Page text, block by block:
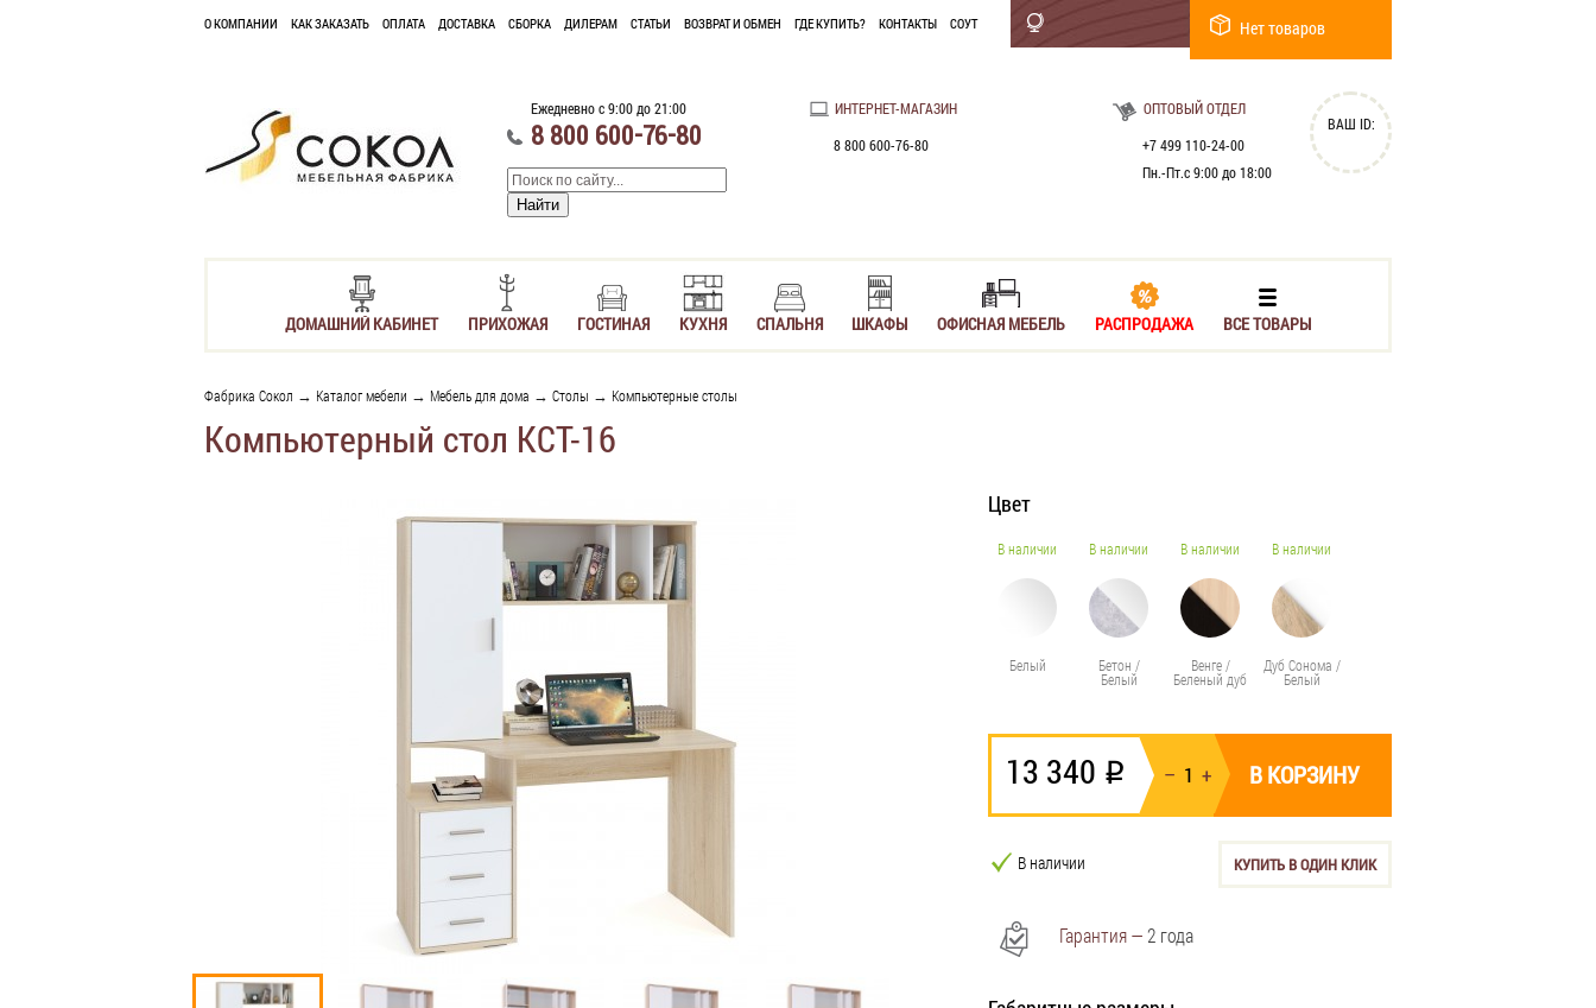
О КОМПАНИИ КАК ЗАКАЗАТЬ ОПЛАТА ДОСТАВКА СБОРКА ДИЛЕРАМ СТАТЬИ ВОЗВРАТ И ОБМЕН ГДЕ КУПИТЬ? КОНТАКТЫ СОУТ Нет товаров
Ежедневно с 9:00 до 21:00
8 800 600-76-80
ИНТЕРНЕТ-МАГАЗИН
8 800 600-76-80
ОПТОВЫЙ ОТДЕЛ
+7 499 110-24-00
Пн.-Пт.с 9:00 до 18:00
ВАШ ID:
ДОМАШНИЙ КАБИНЕТ ПРИХОЖАЯ ГОСТИНАЯ КУХНЯ СПАЛЬНЯ ШКАФЫ ОФИСНАЯ МЕБЕЛЬ РАСПРОДАЖА ВСЕ ТОВАРЫ
Фабрика Сокол → Каталог мебели → Мебель для дома → Столы → Компьютерные столы
Компьютерный стол КСТ-16
Цвет
В наличии
Белый
В наличии
Бетон /
Белый
В наличии
Венге /
Беленый дуб
В наличии
Дуб Сонома /
Белый
13 340 i В КОРЗИНУ
В наличии КУПИТЬ В ОДИН КЛИК
Гарантия — 2 года